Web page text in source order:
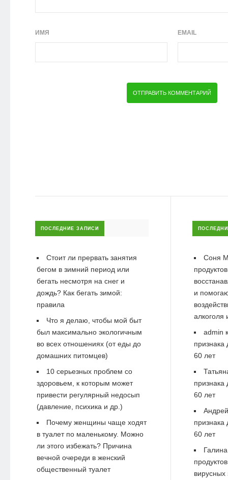
ИМЯ EMAIL
ПОСЛЕДНИЕ ЗАПИСИ
Стоит ли прервать занятия
бегом в зимний период или
бегать несмотря на снег и
дождь? Как бегать зимой:
правила
Что я делаю, чтобы мой быт
был максимально экологичным
во всех отношениях (от еды до
домашних питомцев)
10 серьезных проблем со
здоровьем, к которым может
привести регулярный недосып
(давление, психика и др.)
Почему женщины чаще ходят
в туалет по маленькому. Можно
ли этого избежать? Причина
вечной очереди в женский
общественный туалет
Соня
и
алкоголя
admin
60 лет
60 лет
Андрей
60 лет
Галина
вирусных